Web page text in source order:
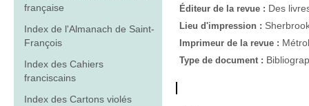
française
Index de l'Almanach de Saint-
François
Index des Cahiers
franciscains
Index des Cartons violés
Éditeur de la revue : Des
Lieu d'impression :
Imprimeur de la revue :
Type de document :